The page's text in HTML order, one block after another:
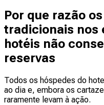
Por que razão
tradicionais nos
hotéis não
reservas
Todos os hóspedes do
ao dia e, embora os
raramente levam à ação.